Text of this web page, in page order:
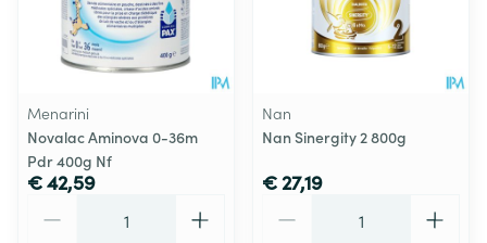
Menarini
Novalac Aminova 0-36m
Pdr 400g Nf
€ 42,59
Nan
Nan Sinergity 2 800g
€ 27,19